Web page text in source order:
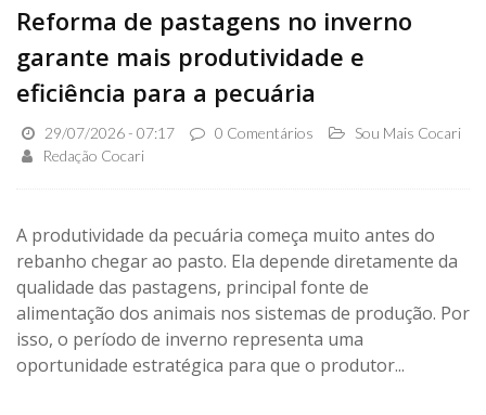
Reforma de pastagens no inverno
garante mais produtividade e
eficiência para a pecuária
29/07/2026 - 07:17 0 Comentários
Sou Mais Cocari
Redação Cocari
A produtividade da pecuária começa muito antes do
rebanho chegar ao pasto. Ela depende diretamente da
qualidade das pastagens, principal fonte de
alimentação dos animais nos sistemas de produção. Por
isso, o período de inverno representa uma
oportunidade estratégica para que o produtor...